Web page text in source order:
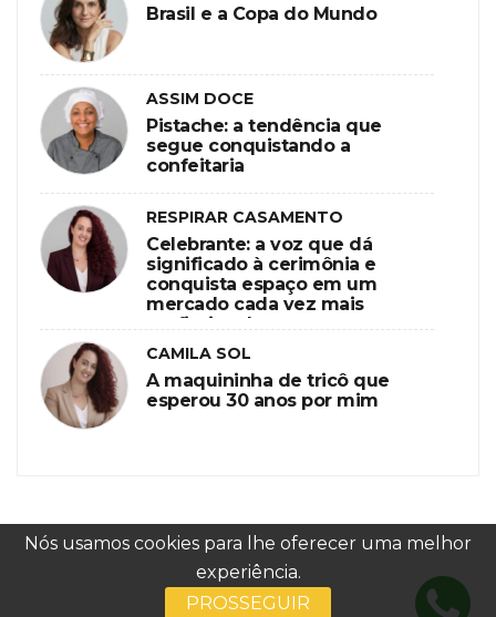
Nós usamos cookies para lhe oferecer uma melhor
experiência.
PROSSEGUIR
Brasil e a Copa do Mundo
ASSIM DOCE
Pistache: a tendência que
segue conquistando a
confeitaria
RESPIRAR CASAMENTO
Celebrante: a voz que dá
significado à cerimônia e
conquista espaço em um
mercado cada vez mais
profissional
CAMILA SOL
A maquininha de tricô que
esperou 30 anos por mim